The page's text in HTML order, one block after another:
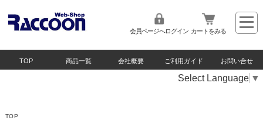
会員ページへログイン カートをみる
TOP 商品一覧 会社概要 ご利用ガイド お問い合せ
Select Language ▼
TOP